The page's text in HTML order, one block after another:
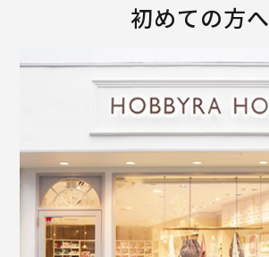
初めての方へ